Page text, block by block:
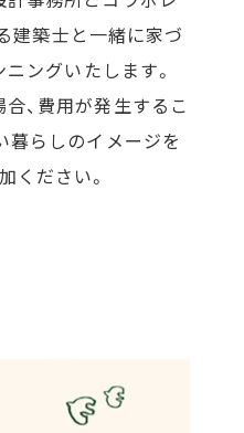
建築士と一緒に家づ
ングいたします。
、費用が発生するこ
暮らしのイメージを
ください。